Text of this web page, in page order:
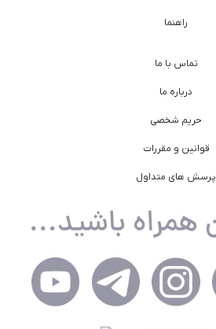
راهنما
تماس با ما
درباره ما
حریم شخصی
قوانین و مقررات
پرسش های متداول